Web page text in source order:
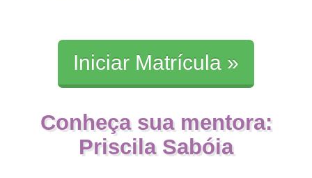
Iniciar Matrícula »
Conheça sua mentora:
Priscila Sabóia